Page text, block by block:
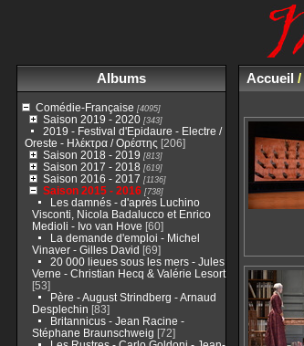
Albums
Comédie-Française [4095]
Saison 2019 - 2020[343]
2019 - Festival d'Epidaure - Electre /
Oreste - Ηλέκτρα / Ορέστης [206]
Saison 2018 - 2019 [813]
Saison 2017 - 2018 [619]
Saison 2016 - 2017 [1136]
Saison 2015 - 2016[738]
Les damnés - d'après Luchino
Visconti, Nicola Badalucco et Enrico
Medioli - Ivo van Hove [60]
La demande d'emploi - Michel
Vinaver - Gilles David [69]
20 000 lieues sous les mers - Jules
Verne - Christian Hecq & Valérie Lesort
[53]
Père - August Strindberg - Arnaud
Desplechin [83]
Britannicus - Jean Racine -
Stéphane Braunschweig [72]
Accueil/